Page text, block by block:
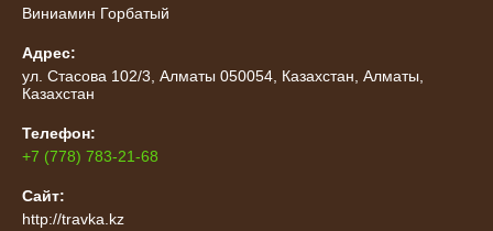
Виниамин Горбатый
Адрес:
ул. Стасова 102/3, Алматы 050054, Казахстан, Алматы,
Казахстан
Телефон:
+7 (778) 783-21-68
Сайт:
http://travka.kz